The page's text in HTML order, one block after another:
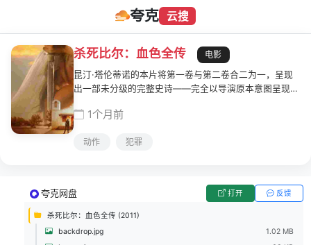
夸克 云搜
杀死比尔：血色全传
电影
昆汀·塔伦蒂诺的本片将第一卷与第二卷合二为一，呈现
出一部未分级的完整史诗——完全以导演原本意图呈现，
娘"，她在婚礼排练时遭前老板兼情人比尔伏击，头部中
须先猎杀"致命毒蛇暗杀小队"剩余的四名成员，最后再与
1个月前
动作 犯罪
夸克网盘 打开 反馈
杀死比尔：血色全传 (2011)
backdrop.jpg
1.02 MB